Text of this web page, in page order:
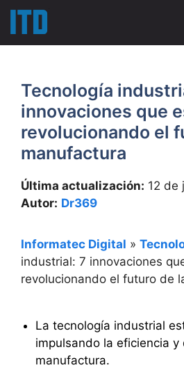
Saltar
contenido
Tecnología
innovaciones que
revolucionando el
manufactura
Última actualización: 12 de
Autor: Dr369
Informatec Digital »
industrial: 7 innovaciones
revolucionando el futuro de
La tecnología industrial
impulsando la eficiencia y
manufactura.